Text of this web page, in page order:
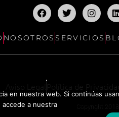
NOSOTROS SERVICIOS
Copyright
en nuestra web. Si continúas
accede a nuestra